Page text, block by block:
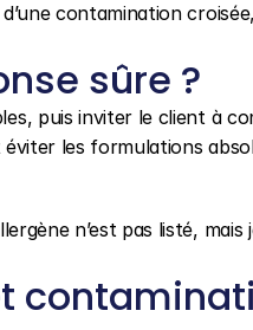
contamination
sûre ?
puis inviter le client à
les formulations
n’est pas listé,